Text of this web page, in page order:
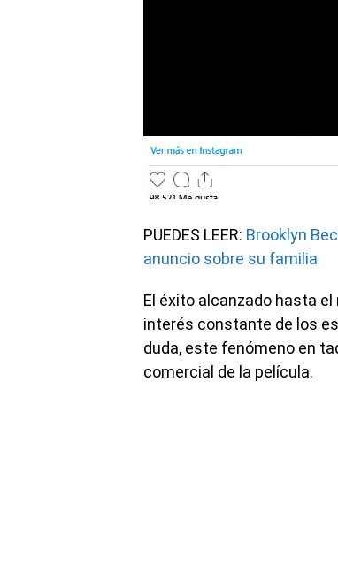
PUEDES LEER: Brooklyn
anuncio sobre su familia
El éxito alcanzado hasta
interés constante de los
duda, este fenómeno en
comercial de la película.